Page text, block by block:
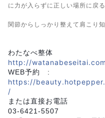
に力が入らずに正しい場所に戻
関節からしっかり整えて肩こり
わたなべ整体
http://watanabeseitai.com
WEB予約 :
https://
/
または直接お電話
03-6421-5507